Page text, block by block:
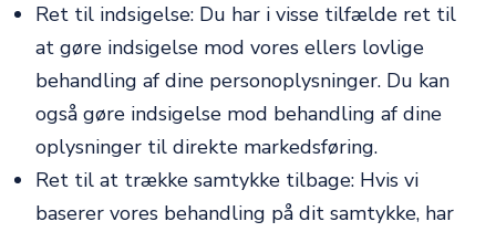
Ret til indsigelse: Du har i visse tilfælde ret til
at gøre indsigelse mod vores ellers lovlige
behandling af dine personoplysninger. Du kan
også gøre indsigelse mod behandling af dine
oplysninger til direkte markedsføring.
Ret til at trække samtykke tilbage: Hvis vi
baserer vores behandling på dit samtykke, har